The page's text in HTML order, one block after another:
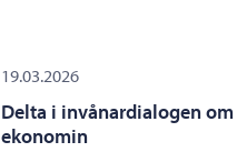
19.03.2026
Delta i invånardialogen
ekonomin